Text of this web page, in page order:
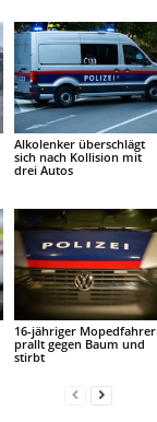
Alkolenker überschlägt
sich nach Kollision mit
drei Autos
16-jähriger Mopedfahrer
prallt gegen Baum und
stirbt